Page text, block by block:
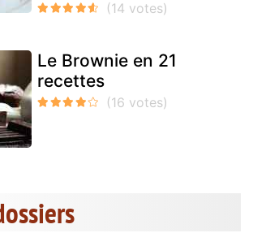
Le Brownie en 21
recettes